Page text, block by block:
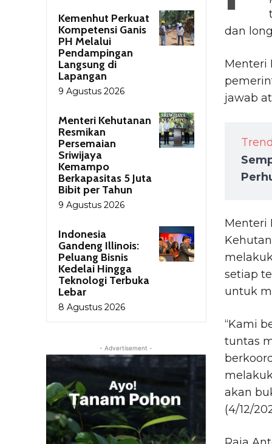
Kemenhut Perkuat
Kompetensi Ganis
PH Melalui
Pendampingan
Langsung di
Lapangan
9 Agustus 2026
Menteri Kehutanan
Resmikan
Persemaian
Sriwijaya
Kemampo
Berkapasitas 5 Juta
Bibit per Tahun
9 Agustus 2026
Indonesia
Gandeng Illinois:
Peluang Bisnis
Kedelai Hingga
Teknologi Terbuka
Lebar
8 Agustus 2026
- Advertisement -
dan
Menteri
jawab
Menteri
setiap
untuk
“Kami
tuntas
akan
(4/12/